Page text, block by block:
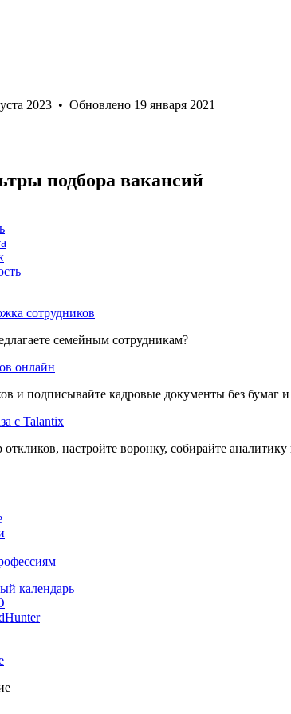
2023 • Обновлено 19 января 2021
подбора вакансий
сотрудников
семейным сотрудникам?
онлайн
и подписывайте кадровые документы без бумаг
с Talantix
настройте воронку, собирайте аналитику
календарь